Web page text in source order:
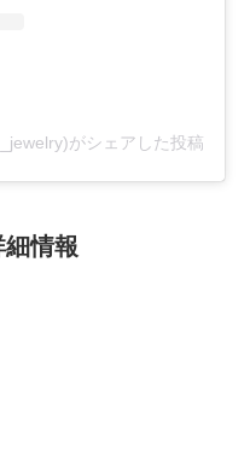
がシェアした投稿
情報